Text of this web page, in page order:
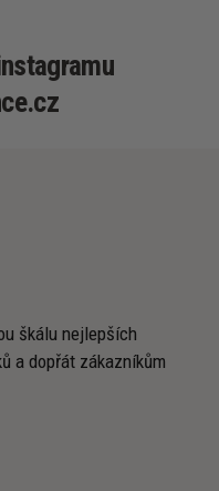
škálu nejlepších
a dopřát zákazníkům